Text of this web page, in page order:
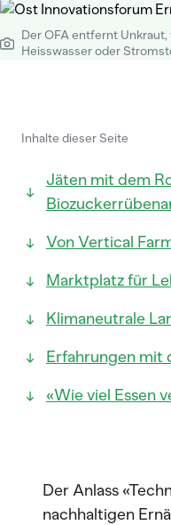
Der OFA entfernt
Heisswasser oder
Inhalte dieser Seite
Jäten mit dem
Von Vertical
Marktplatz für
Klimaneutrale
Erfahrungen mit
«Wie viel Essen
Der Anlass
nachhaltigen